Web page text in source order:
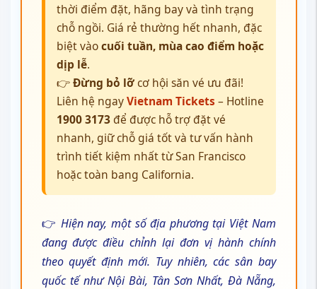
thời điểm đặt, hãng bay và tình trạng
chỗ ngồi. Giá rẻ thường hết nhanh, đặc
biệt vàocuối tuần, mùa cao điểm hoặc
dịp lễ.
👉Đừng bỏ lỡcơ hội săn vé ưu đãi!
Liên hệ ngayVietnam Tickets – Hotline
1900 3173để được hỗ trợ đặt vé
nhanh, giữ chỗ giá tốt và tư vấn hành
trình tiết kiệm nhất từ San Francisco
hoặc toàn bang California.
👉 Hiện nay, một số địa phương tại Việt Nam
đang được điều chỉnh lại đơn vị hành chính
theo quyết định mới. Tuy nhiên, các sân bay
quốc tế như Nội Bài, Tân Sơn Nhất, Đà Nẵng,